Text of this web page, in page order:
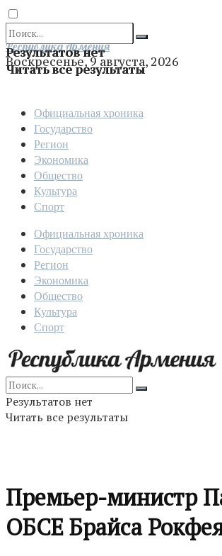
Результатов нет
Читать все результаты
Отправить
Республика Армения
Воскресенье, 9 августа, 2026
Официальная хроника
Государство
Регион
Экономика
Общество
Культура
Спорт
Официальная хроника
Государство
Регион
Экономика
Общество
Культура
Спорт
Результатов нет
Читать все результаты
Премьер-министр
ОБСЕ Брайса